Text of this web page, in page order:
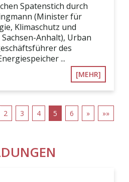
Spatenstich durch
(Minister für
Klimaschutz und
Anhalt), Urban
des
...
[MEHR]
2 3 4 5 6 » »»